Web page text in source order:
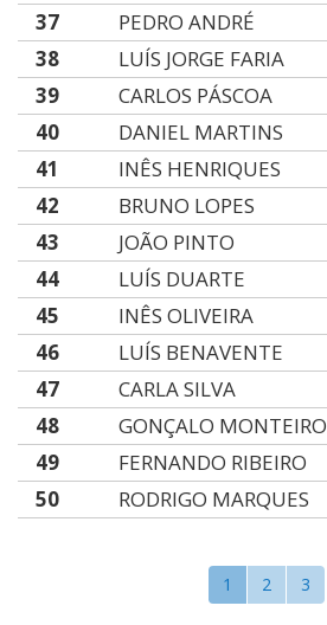
37
PEDRO ANDRÉ
38
LUÍS JORGE FARIA
39
CARLOS PÁSCOA
40
DANIEL MARTINS
41
INÊS HENRIQUES
42
BRUNO LOPES
43
JOÃO PINTO
44
LUÍS DUARTE
45
INÊS OLIVEIRA
46
LUÍS BENAVENTE
47
CARLA SILVA
48
GONÇALO MONTEIRO
49
FERNANDO RIBEIRO
50
RODRIGO MARQUES
1 2 3